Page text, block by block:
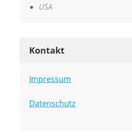
USA
Kontakt
Impressum
Datenschutz